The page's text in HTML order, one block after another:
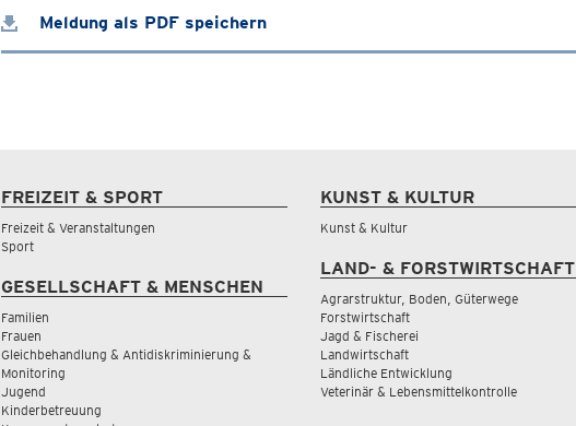
Meldung als PDF speichern
FREIZEIT & SPORT
Freizeit & Veranstaltungen
Sport
GESELLSCHAFT & MENSCHEN
Familien
Frauen
Gleichbehandlung & Antidiskriminierung &
Monitoring
Jugend
Kinderbetreuung
KUNST & KULTUR
Kunst & Kultur
LAND- & FORSTWIRTSCHAFT
Agrarstruktur, Boden, Güterwege
Forstwirtschaft
Jagd & Fischerei
Landwirtschaft
Ländliche Entwicklung
Veterinär & Lebensmittelkontrolle